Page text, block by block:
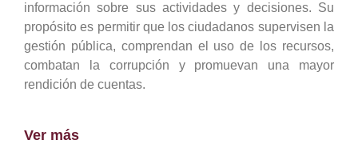
información sobre sus actividades y decisiones. Su
propósito es permitir que los ciudadanos supervisen la
gestión pública, comprendan el uso de los recursos,
combatan la corrupción y promuevan una mayor
rendición de cuentas.
Ver más